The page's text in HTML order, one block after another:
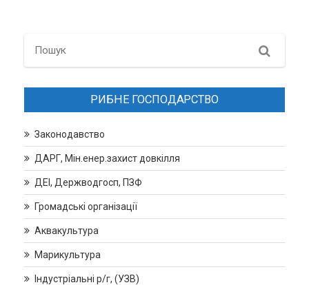
Search
РИБНЕ ГОСПОДАРСТВО
Законодавство
ДАРГ, Мін.енер.захист довкілля
ДЕІ, Держводгосп, ПЗФ
Громадські організації
Аквакультура
Марикультура
Індустріальні р/г, (УЗВ)